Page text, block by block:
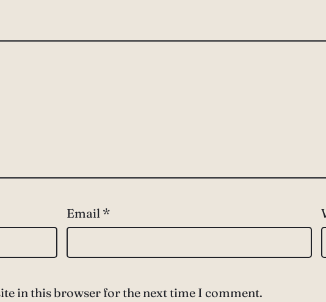
Email *
in this browser for the next time I comment.